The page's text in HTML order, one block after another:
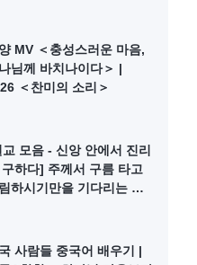
더욱이 신성 지니신 성육
＞
＜하나님 나라의 축가 3
! 환호하라!＞ 아름다운
라에서의 삶
＜하나님 나라의 축가 2
이미 왔고 이미 왕이 되었
성들이 하나님을 찬양하
MV ＜충성스러운 마음,
님께 바치나이다＞ |
＜찬미의 소리＞
모음 - 신앙 안에서 진리
구하다] 주께서 구름 타고
하시기만을 기다리는 자
사람들 중국어 배우기 |